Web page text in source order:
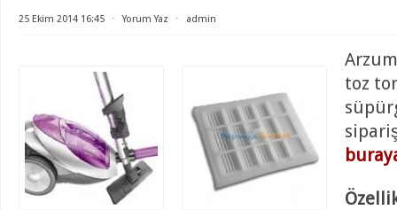
25 Ekim 2014 16:45 ⋅ Yorum Yaz ⋅ admin
toz